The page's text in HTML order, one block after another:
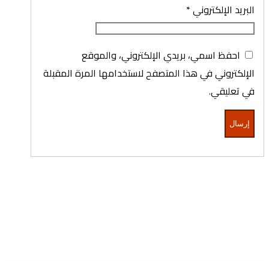
البريد الإلكتروني*
احفظ اسمي، بريدي الإلكتروني، والموقع
الإلكتروني في هذا المتصفح لاستخدامها المرة المقبلة
في تعليقي.